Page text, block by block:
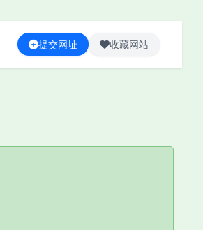
提交网址 收藏网站